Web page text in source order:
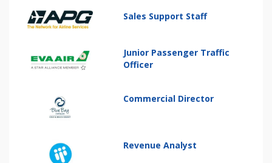
Sales Support Staff
Junior Passenger Traffic
Officer
Commercial Director
Revenue Analyst